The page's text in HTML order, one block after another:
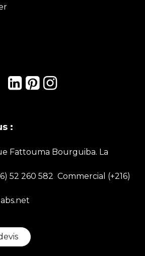
:
Fattouma Bourguiba. La
52 260 582 Commercial (+216)